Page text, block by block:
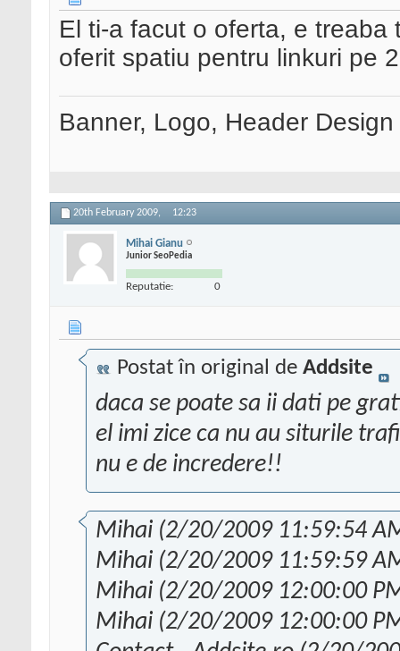
El ti-a facut o oferta, e
oferit spatiu pentru linkuri pe
Banner, Logo, Header
20th February 2009, 12:23
Mihai Gianu
Junior SeoPedia
Reputatie: 0
Postat în original de Addsite
daca se poate sa ii dati pe
el imi zice ca nu au siturile
nu e de incredere!!
Mihai (2/20/2009 11:59:54
Mihai (2/20/2009 11:59:59
Mihai (2/20/2009 12:00:00
Mihai (2/20/2009 12:00:00